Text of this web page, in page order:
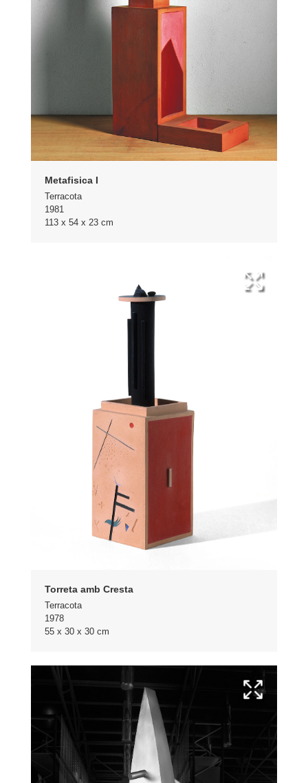
Metafisica I
Terracota
1981
113 x 54 x 23 cm
Torreta amb Cresta
Terracota
1978
55 x 30 x 30 cm